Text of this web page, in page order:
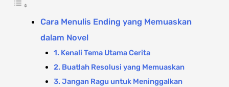
Cara Menulis Ending yang Memuaskan
dalam Novel
1. Kenali Tema Utama Cerita
2. Buatlah Resolusi yang Memuaskan
3. Jangan Ragu untuk Meninggalkan